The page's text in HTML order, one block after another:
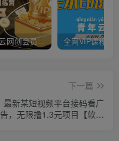
加入青年云网创会员，全站资源免费学习。加入高级合伙人，推广日入1000+
下一篇
最新某短视频平台接码看广
告，无限撸1.3元项目【软件